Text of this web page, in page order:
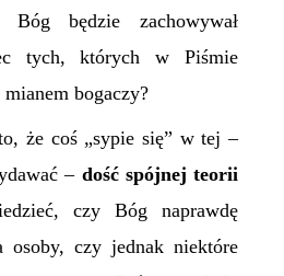
Bóg będzie zachowywał
tych, których w Piśmie
bogaczy?
że coś „sypie się” w tej –
– dość spójnej teorii
czy Bóg naprawdę
osoby, czy jednak niektóre